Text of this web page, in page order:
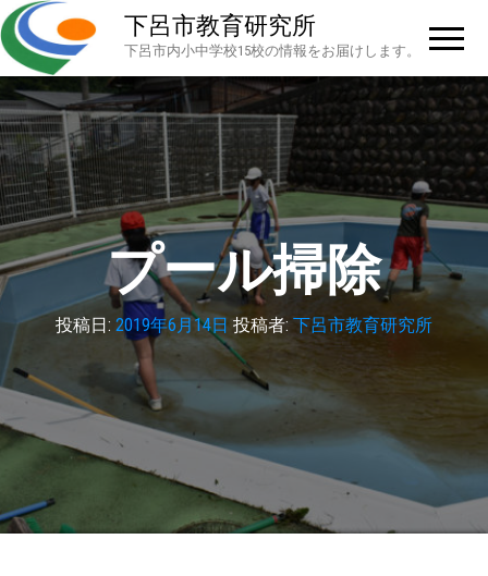
下呂市教育研究所
下呂市内小中学校15校の情報をお届けします。
プール掃除
投稿日: 2019年6月14日 投稿者: 下呂市教育研究所